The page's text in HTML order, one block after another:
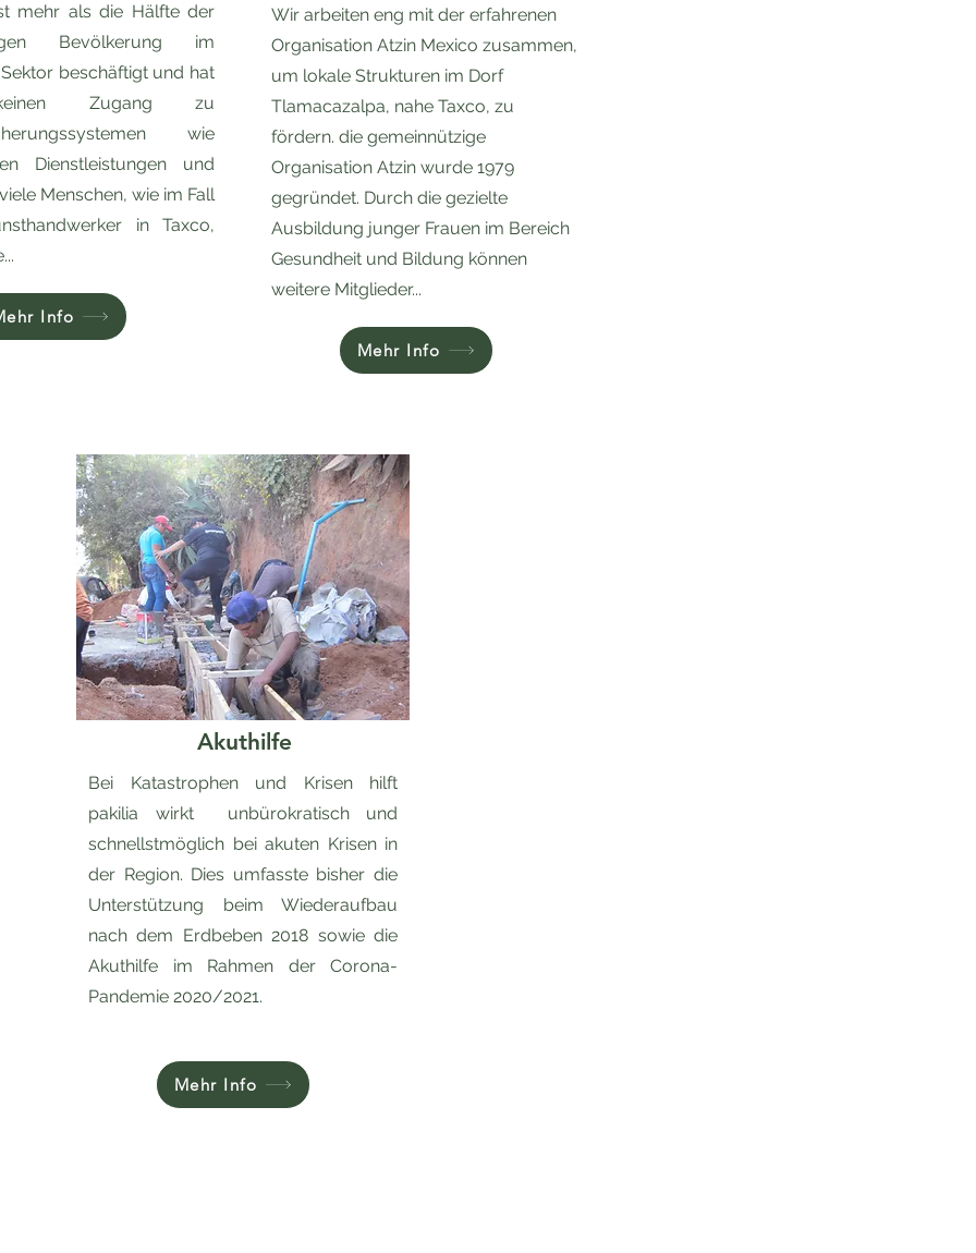
mehr als die Hälfte der
Bevölkerung im
beschäftigt und hat
Zugang zu
wie
Dienstleistungen und
Menschen, wie im Fall
in Taxco,
Info
Wir arbeiten eng mit der erfahrenen
Organisation Atzin Mexico zusammen,
um lokale Strukturen im Dorf
Tlamacazalpa, nahe Taxco, zu
fördern. die gemeinnützige
Organisation Atzin wurde 1979
gegründet. Durch die gezielte
Ausbildung junger Frauen im Bereich
Gesundheit und Bildung können
weitere Mitglieder...
Mehr Info
Akuthilfe
Bei Katastrophen und Krisen hilft
pakilia wirkt unbürokratisch und
schnellstmöglich bei akuten Krisen in
der Region. Dies umfasste bisher die
Unterstützung beim Wiederaufbau
nach dem Erdbeben 2018 sowie die
Akuthilfe im Rahmen der Corona-
Pandemie 2020/2021.
Mehr Info